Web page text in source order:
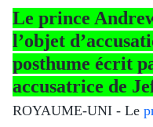
Le prince
l’objet
posthume écrit
accusatrice de
ROYAUME-UNI - Le